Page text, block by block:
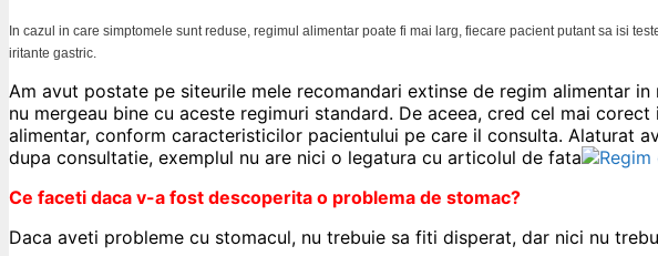
In cazul in care simptomele sunt reduse, regimul alimentar poate fi mai larg, fiecare pacient putant sa isi
iritante gastric.
Am avut postate pe siteurile mele recomandari extinse de regim alimentar
nu mergeau bine cu aceste regimuri standard. De aceea, cred cel mai
alimentar, conform caracteristicilor pacientului pe care il consulta. Alaturat
dupa consultatie, exemplul nu are nici o legatura cu articolul de fata
Ce faceti daca v-a fost descoperita o problema de stomac?
Daca aveti probleme cu stomacul, nu trebuie sa fiti disperat, dar nici nu